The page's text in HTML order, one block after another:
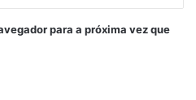
para a próxima vez que